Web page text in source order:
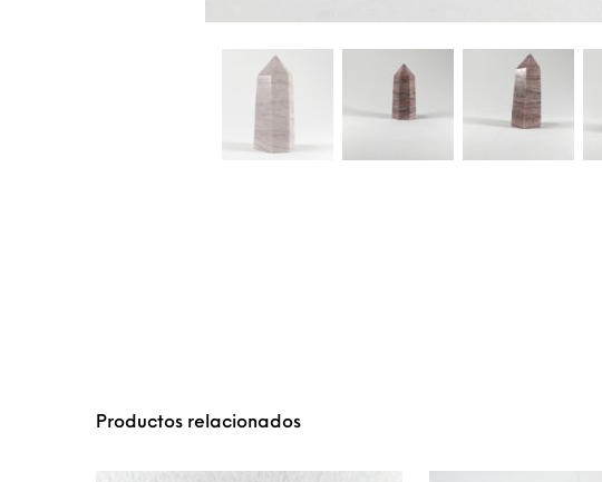
Productos relacionados